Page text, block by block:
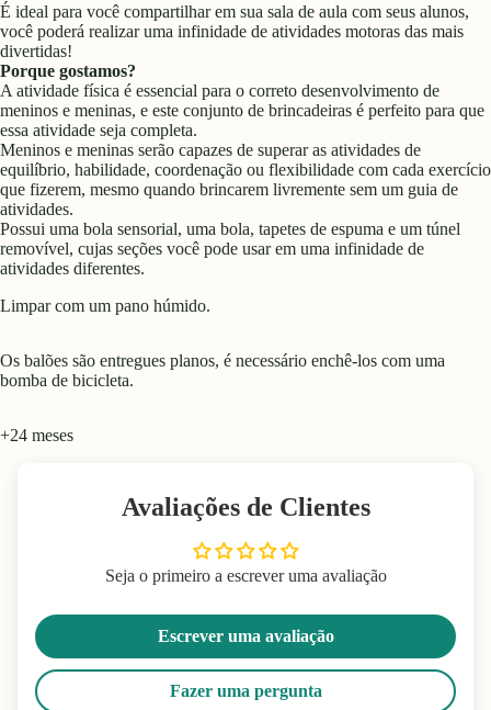
É ideal para você compartilhar em sua sala de aula com seus alunos,
você poderá realizar uma infinidade de atividades motoras das mais
divertidas!
Porque gostamos?
A atividade física é essencial para o correto desenvolvimento de
meninos e meninas, e este conjunto de brincadeiras é perfeito para que
essa atividade seja completa.
Meninos e meninas serão capazes de superar as atividades de
equilíbrio, habilidade, coordenação ou flexibilidade com cada exercício
que fizerem, mesmo quando brincarem livremente sem um guia de
atividades.
Possui uma bola sensorial, uma bola, tapetes de espuma e um túnel
removível, cujas seções você pode usar em uma infinidade de
atividades diferentes.
Limpar com um pano húmido.
Os balões são entregues planos, é necessário enchê-los com uma
bomba de bicicleta.
+24 meses
Avaliações de Clientes
Seja o primeiro a escrever uma avaliação
Escrever uma avaliação
Fazer uma pergunta